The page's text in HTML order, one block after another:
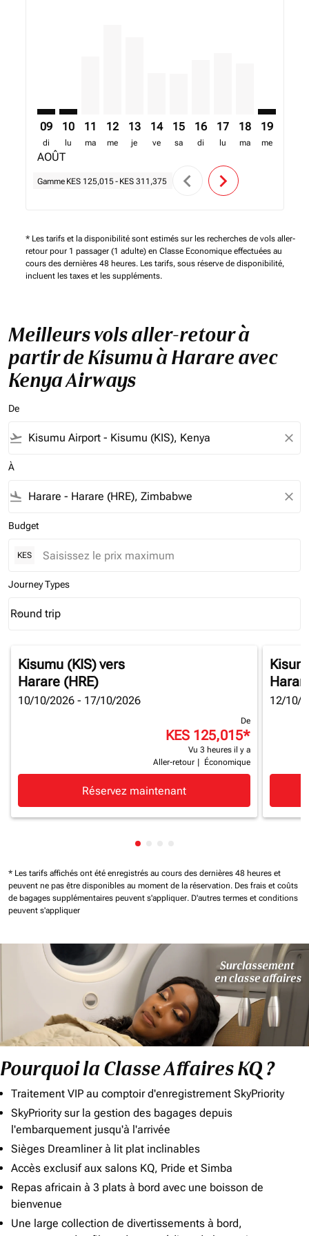
09
di
AOÛT
10
lu
11
ma
12
me
13
je
14
ve
15
sa
16
di
17
lu
18
ma
19
me
Gamme KES 125,015- KES 311,375 chevron_left chevron_right
* Les tarifs et la disponibilité sont estimés sur les recherches de vols aller-
retour pour 1 passager (1 adulte) en Classe Economique effectuées au
cours des dernières 48 heures. Les tarifs, sous réserve de disponibilité,
incluent les taxes et les suppléments.
Meilleurs vols aller-retour à
partir de Kisumu à Harare avec
Kenya Airways
De
flight_takeoff close
À
flight_land close
Budget
KES
Journey Types
Journey Types option Round trip Selected
Round trip
keyboard_arrow_down
Kisumu (KIS)vers
Harare (HRE)
10/10/2026 - 17/10/2026
De
KES 125,015*
Vu 3 heures il y a
Aller-retour
Économique
Réservez maintenant
12/10/
Affichage de cmp-pagination-
* Les tarifs affichés ont été enregistrés au cours des dernières 48 heures et
peuvent ne pas être disponibles au moment de la réservation. Des frais et coûts
de bagages supplémentaires peuvent s'appliquer. D'autres termes et conditions
peuvent s'appliquer
Pourquoi la Classe Affaires KQ ?
Traitement VIP au comptoir d'enregistrement SkyPriority
SkyPriority sur la gestion des bagages depuis
l'embarquement jusqu'à l'arrivée
Sièges Dreamliner à lit plat inclinables
Accès exclusif aux salons KQ, Pride et Simba
Repas africain à 3 plats à bord avec une boisson de
bienvenue
Une large collection de divertissements à bord,